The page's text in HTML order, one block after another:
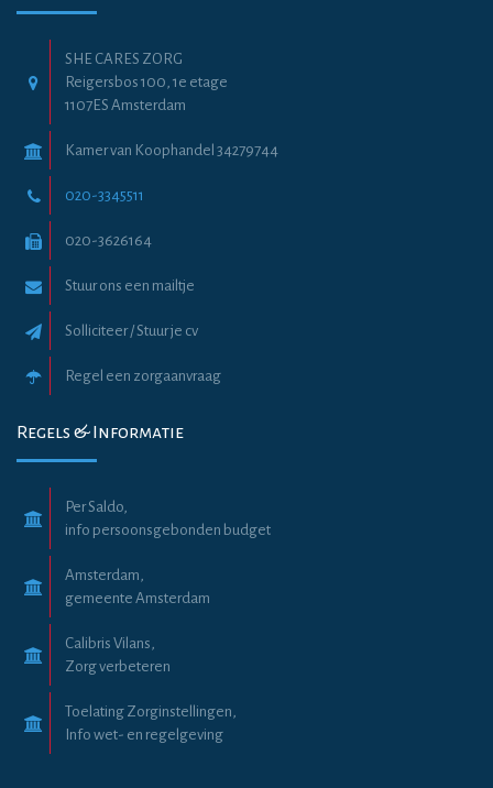
SHE CARES ZORG
Reigersbos 100, 1e etage
1107ES Amsterdam
Kamer van Koophandel 34279744
020-3345511
020-3626164
Stuur ons een mailtje
Solliciteer / Stuur je cv
Regel een zorgaanvraag
Regels & Informatie
Per Saldo,
info persoonsgebonden budget
Amsterdam,
gemeente Amsterdam
Calibris Vilans,
Zorg verbeteren
Toelating Zorginstellingen,
Info wet- en regelgeving